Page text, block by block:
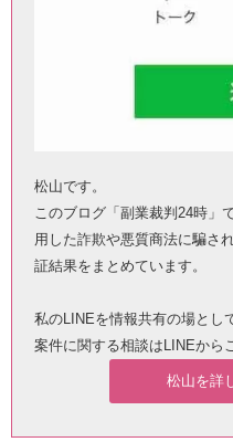
松山です。
このブログ「副業裁判24時」
用した詐欺や悪質商法に騙さ
証結果をまとめています。
私のLINEを情報共有の場とし
案件に関する相談はLINEから
松山を詳